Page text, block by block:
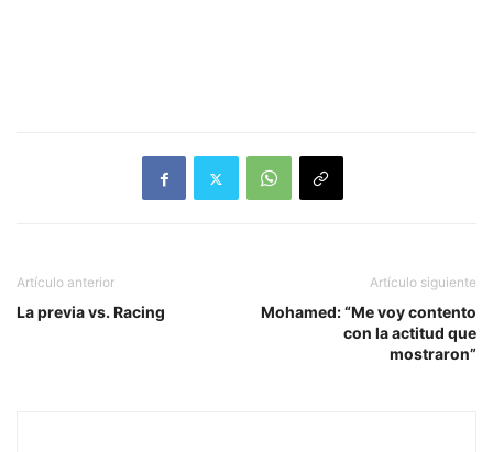
Artículo anterior
La previa vs. Racing
Artículo siguiente
Mohamed: “Me voy contento
con la actitud que
mostraron”